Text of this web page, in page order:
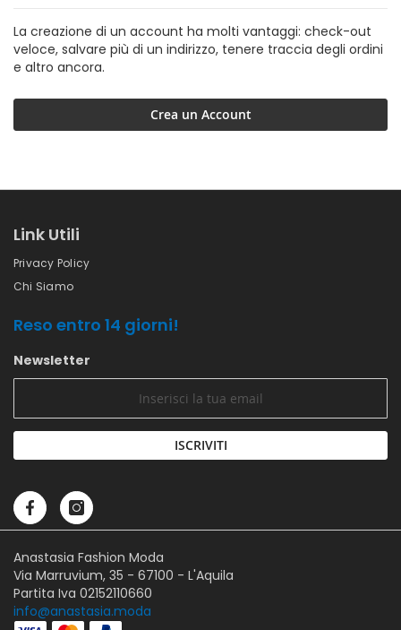
La creazione di un account ha molti vantaggi: check-out
veloce, salvare più di un indirizzo, tenere traccia degli ordini
e altro ancora.
Crea un Account
Link Utili
Privacy Policy
Chi Siamo
Reso entro 14 giorni!
Newsletter
ISCRIVITI
Anastasia Fashion Moda
Via Marruvium, 35 - 67100 - L'Aquila
Partita Iva 02152110660
info@anastasia.moda